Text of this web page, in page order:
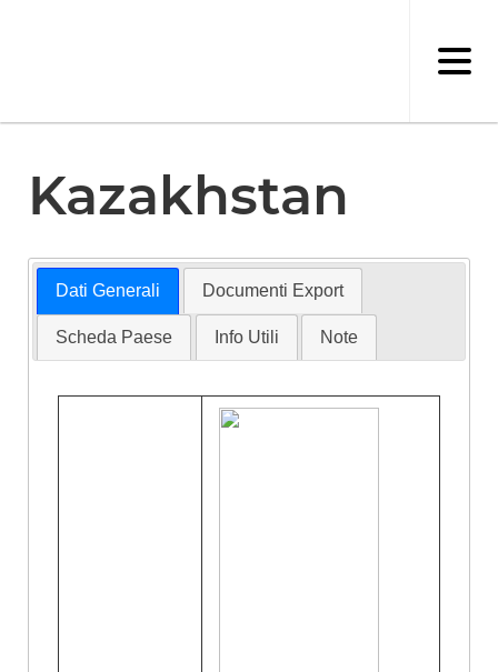
Kazakhstan
Dati Generali Documenti Export
Scheda Paese Info Utili Note